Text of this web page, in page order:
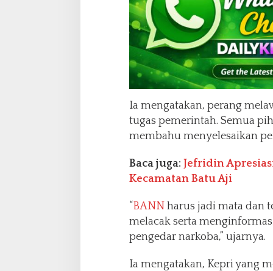
Ia mengatakan, perang
tugas pemerintah. Semua
membahu menyelesaikan
Baca juga: Jefridin
Kecamatan Batu Aji
“BANNharus jadi mata dan
melacak serta
pengedar narkoba,” ujarnya.
Ia mengatakan, Kepri yang